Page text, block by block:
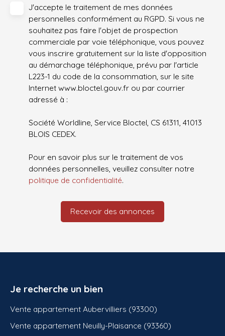
J'accepte le traitement de mes données
personnelles conformément au RGPD. Si vous ne
souhaitez pas faire l'objet de prospection
commerciale par voie téléphonique, vous pouvez
vous inscrire gratuitement sur la liste d'opposition
au démarchage téléphonique, prévu par l'article
L223-1 du code de la consommation, sur le site
Internet www.bloctel.gouv.fr ou par courrier
adressé à :
Société Worldline, Service Bloctel, CS 61311, 41013
BLOIS CEDEX.
Pour en savoir plus sur le traitement de vos
données personnelles, veuillez consulter notre
politique de confidentialité.
Recevoir des annonces
Je recherche un bien
Vente appartement Aubervilliers (93300)
Vente appartement Neuilly-Plaisance (93360)